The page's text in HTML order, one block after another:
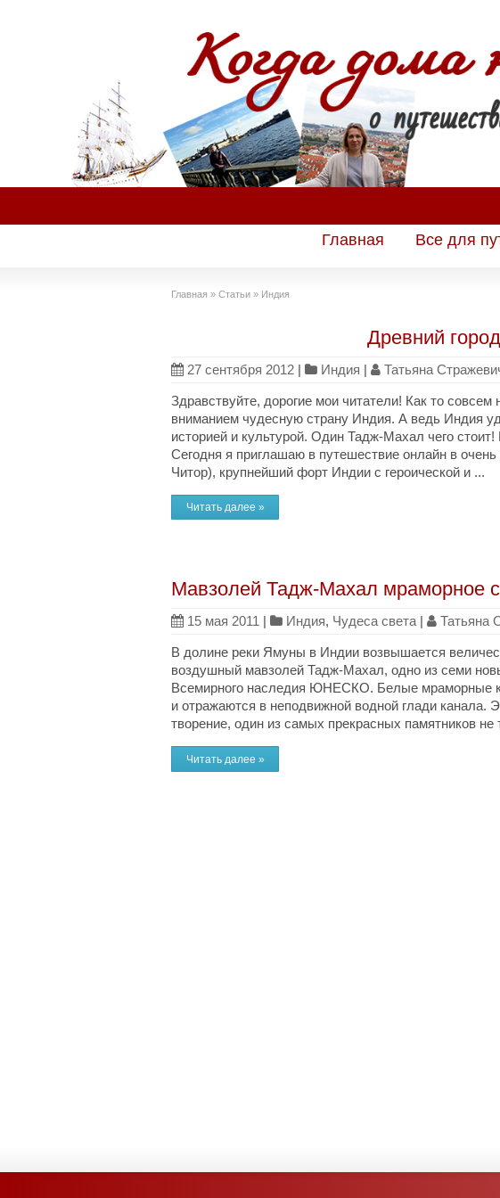
Главная Все для
Главная » Статьи » Индия
Древний
27 сентября 2012 | Индия | Татьяна
Здравствуйте, дорогие мои читатели! Как то
вниманием чудесную страну Индия. А ведь Индия
историей и культурой. Один Тадж-Махал чего
Сегодня я приглашаю в путешествие онлайн в очень
Читор), крупнейший форт Индии с героической и ...
Читать далее »
Мавзолей Тадж-Махал мраморное
15 мая 2011 | Индия, Чудеса света | Татьяна
В долине реки Ямуны в Индии возвышается
воздушный мавзолей Тадж-Махал, одно из семи
Всемирного наследия ЮНЕСКО. Белые мраморные
и отражаются в неподвижной водной глади канала.
творение, один из самых прекрасных памятников не
Читать далее »